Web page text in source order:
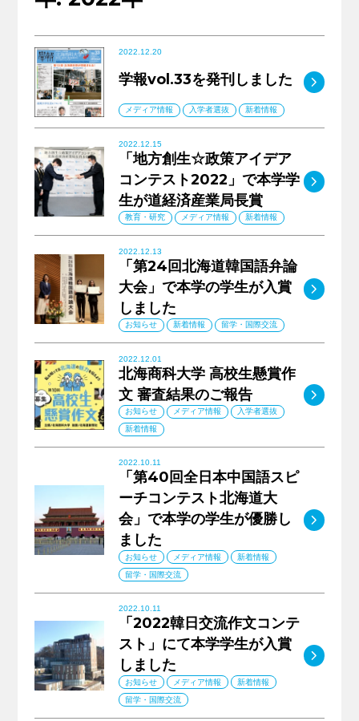
キャリア支援
サイトマッププライバシーポリシー教員人事
2022.12.20
学報vol.33を発刊しました
メディア情報 入学者選抜 新着情報
2022.12.15
「地方創生☆政策アイデア
コンテスト2022」で本学学
生が道経済産業局長賞
教育・研究 メディア情報 新着情報
2022.12.13
「第24回北海道韓国語弁論
大会」で本学の学生が入賞
しました
お知らせ 新着情報 留学・国際交流
2022.12.01
北海商科大学 高校生懸賞作
文 審査結果のご報告
お知らせ メディア情報
入学者選抜
新着情報
2022.10.11
「第40回全日本中国語スピ
ーチコンテスト北海道大
会」で本学の学生が優勝し
ました
お知らせ メディア情報
新着情報
留学・国際交流
2022.10.11
「2022韓日交流作文コンテ
スト」にて本学学生が入賞
しました
お知らせ メディア情報
新着情報
留学・国際交流